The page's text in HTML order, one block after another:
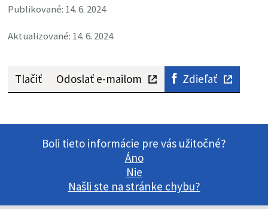
Publikované: 14. 6. 2024
Aktualizované: 14. 6. 2024
Tlačiť Odoslať e-mailom Zdieľať
Boli tieto informácie pre vás užitočné?
Áno
Nie
Našli ste na stránke chybu?